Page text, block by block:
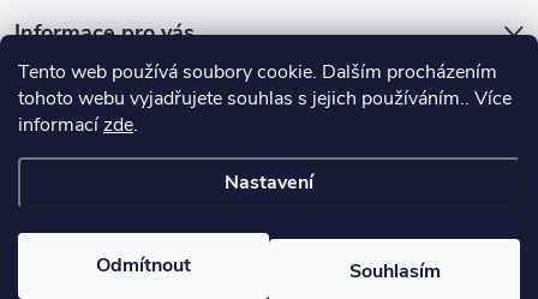
Tento web používá soubory cookie. Dalším procházením
tohoto webu vyjadřujete souhlas s jejich používáním.. Více
informacízde.
Nastavení
Odmítnout Souhlasím
Informace pro vás
Copyright 2026
. Všechna práva vyhrazena.